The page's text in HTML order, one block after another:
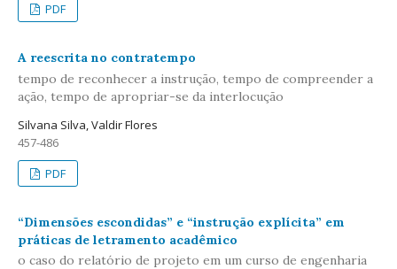
PDF
A reescrita no contratempo
tempo de reconhecer a instrução, tempo de compreender a
ação, tempo de apropriar-se da interlocução
Silvana Silva, Valdir Flores
457-486
PDF
“Dimensões escondidas” e “instrução explícita” em
práticas de letramento acadêmico
o caso do relatório de projeto em um curso de engenharia